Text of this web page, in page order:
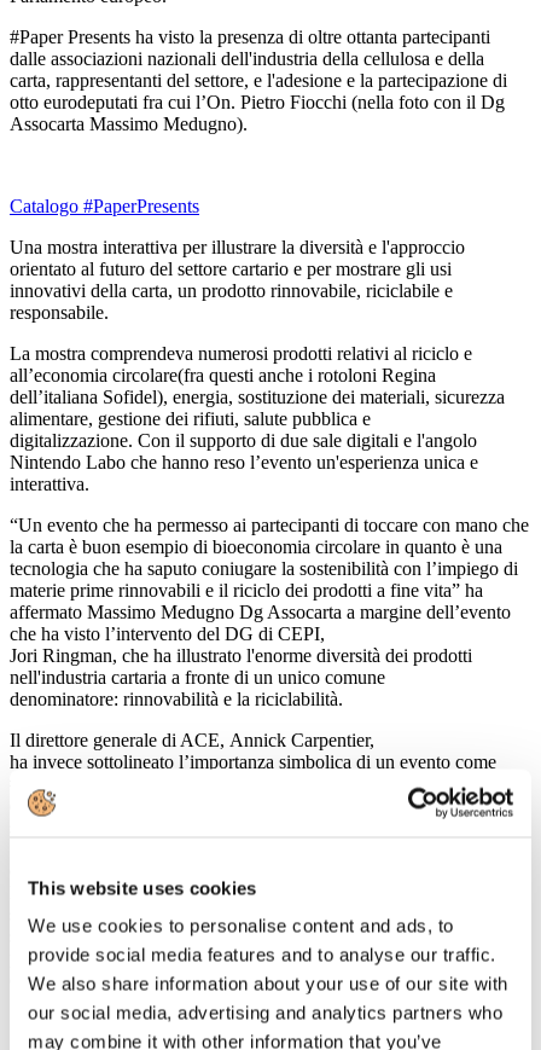
This website uses cookies
We use cookies to personalise content and ads, to
provide social media features and to analyse our traffic.
We also share information about your use of our site with
our social media, advertising and analytics partners who
may combine it with other information that you’ve
#Paper Presents ha visto la presenza di oltre ottanta partecipanti
dalle associazioni nazionali dell'industria della cellulosa e della
carta, rappresentanti del settore, e l'adesione e la partecipazione di
otto eurodeputati fra cui l’On. Pietro Fiocchi (nella foto con il Dg
Assocarta Massimo Medugno).
Catalogo #PaperPresents
Una mostra interattiva per illustrare la diversità e l'approccio
orientato al futuro del settore cartario e per mostrare gli usi
innovativi della carta, un prodotto rinnovabile, riciclabile e
responsabile.
La mostra comprendeva numerosi prodotti relativi al riciclo e
all’economia circolare(fra questi anche i rotoloni Regina
dell’italiana Sofidel), energia, sostituzione dei materiali, sicurezza
alimentare, gestione dei rifiuti, salute pubblica e
digitalizzazione. Con il supporto di due sale digitali e l'angolo
Nintendo Labo che hanno reso l’evento un'esperienza unica e
interattiva.
“Un evento che ha permesso ai partecipanti di toccare con mano che
la carta è buon esempio di bioeconomia circolare in quanto è una
tecnologia che ha saputo coniugare la sostenibilità con l’impiego di
materie prime rinnovabili e il riciclo dei prodotti a fine vita” ha
affermato Massimo Medugno Dg Assocarta a margine dell’evento
che ha visto l’intervento del DG di CEPI,
Jori Ringman, che ha illustrato l'enorme diversità dei prodotti
nell'industria cartaria a fronte di un unico comune
denominatore: rinnovabilità e la riciclabilità.
Il direttore generale di ACE, Annick Carpentier,
ha invece sottolineato l’importanza simbolica di un evento come
#PaperPresents che illustra l’ impegno nella gestione sostenibile
delle foreste di tutta la filiera cartaria e forestale. “Le foreste europee
livello europeo, prenderà il via anche in Italia nel corso del mese di
settembre. CEPI, FEFCO, ACE e FEPE nel corso dell’evento si
sono inoltre impegnati a piantare un albero per ognuno dei
partecipanti a #PaperPresents.http://www.cepi.org/paper_presents
(clicca sul link per vedere il video)